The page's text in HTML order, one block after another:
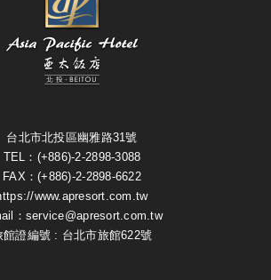
台北市北投區幽雅路31號
TEL：(+886)-2-2898-3088
FAX：(+886)-2-2898-6622
www.apresort.com.tw
：service@apresort.com.tw
館證編號 : 台北市旅館622號